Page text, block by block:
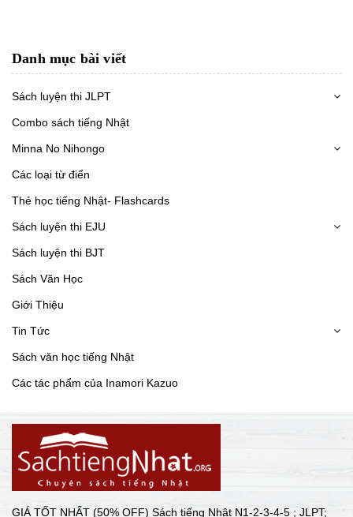
Danh mục bài viết
Sách luyện thi JLPT
Combo sách tiếng Nhật
Minna No Nihongo
Các loại từ điển
Thẻ học tiếng Nhật- Flashcards
Sách luyện thi EJU
Sách luyện thi BJT
Sách Văn Học
Giới Thiệu
Tin Tức
Sách văn học tiếng Nhật
Các tác phẩm của Inamori Kazuo
GIÁ TỐT NHẤT (50% OFF) Sách tiếng Nhật N1-2-3-4-5 ; JLPT;